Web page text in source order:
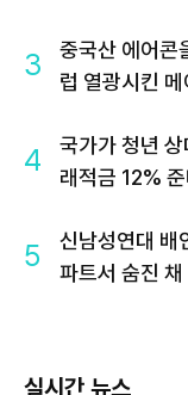
3
중국산 에어콘
럽 열광시킨 메
4
국가가 청년
래적금 12%
5
신남성연대 배
파트서 숨진 채
실시간 뉴스